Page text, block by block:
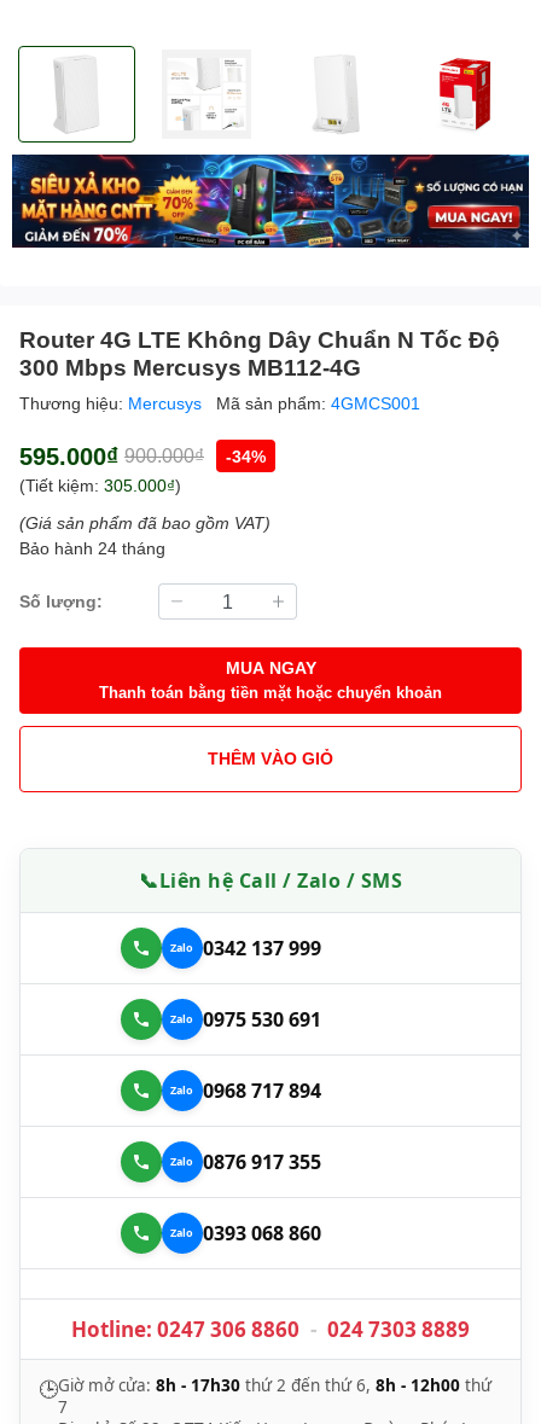
Router 4G LTE Không Dây Chuẩn N Tốc Độ
300 Mbps Mercusys MB112-4G
Thương hiệu: Mercusys Mã sản phẩm: 4GMCS001
595.000₫ 900.000₫
-34%
(Tiết kiệm: 305.000₫)
(Giá sản phẩm đã bao gồm VAT)
Bảo hành 24 tháng
Số lượng:
MUA NGAY
Thanh toán bằng tiền mặt hoặc chuyển khoản
THÊM VÀO GIỎ
📞Liên hệ Call / Zalo / SMS
0342 137 999
0975 530 691
0968 717 894
0876 917 355
0393 068 860
Hotline: 0247 306 8860 - 024 7303 8889
🕒Giờ mở cửa: 8h - 17h30 thứ 2 đến thứ 6, 8h - 12h00 thứ
7